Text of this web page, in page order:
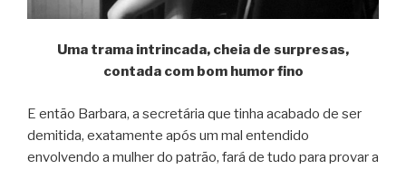
Uma trama intrincada, cheia de surpresas,
contada com bom humor fino
E então Barbara, a secretária que tinha acabado de ser
demitida, exatamente após um mal entendido
envolvendo a mulher do patrão, fará de tudo para provar a